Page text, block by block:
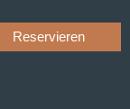
Reservieren